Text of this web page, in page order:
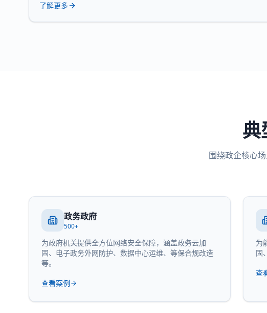
了解更多
典
围绕政企核心
政务政府
500+
为政府机关提供全方位网络安全保障，涵盖政务云加
固、电子政务外网防护、数据中心运维、等保合规改造
等。
查看案例
为
固
查